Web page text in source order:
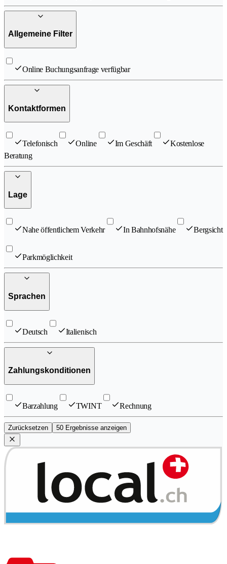
Allgemeine Filter
Online Buchungsanfrage verfügbar
Kontaktformen
Telefonisch Online Im Geschäft
Kostenlose
Beratung
Lage
Nahe öffentlichem Verkehr In Bahnhofsnähe Bergsicht
Parkmöglichkeit
Sprachen
Deutsch Italienisch
Zahlungskonditionen
Barzahlung TWINT Rechnung
Zurücksetzen 50 Ergebnisse anzeigen